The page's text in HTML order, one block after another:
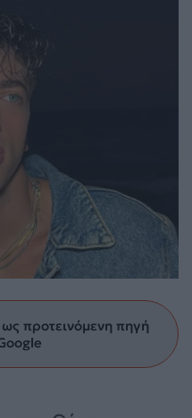
προτεινόμενη πηγή